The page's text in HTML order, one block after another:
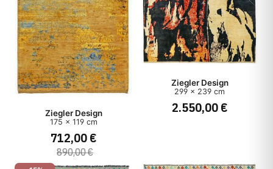
Ziegler Design
175 x 119 cm
712,00 €
890,00 €
Ziegler Design
299 x 239 cm
2.550,00 €